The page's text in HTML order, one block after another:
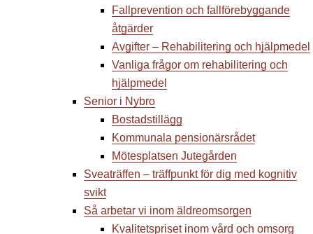
Fallprevention och fallförebyggande
åtgärder
Avgifter – Rehabilitering och hjälpmedel
Vanliga frågor om rehabilitering och
hjälpmedel
Senior i Nybro
Bostadstillägg
Kommunala pensionärsrådet
Mötesplatsen Jutegården
Sveaträffen – träffpunkt för dig med kognitiv
svikt
Så arbetar vi inom äldreomsorgen
Kvalitetspriset inom vård och omsorg